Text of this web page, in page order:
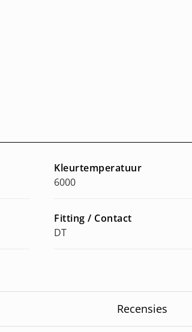
Kleurtemperatuur
6000
Fitting / Contact
DT
Recensies